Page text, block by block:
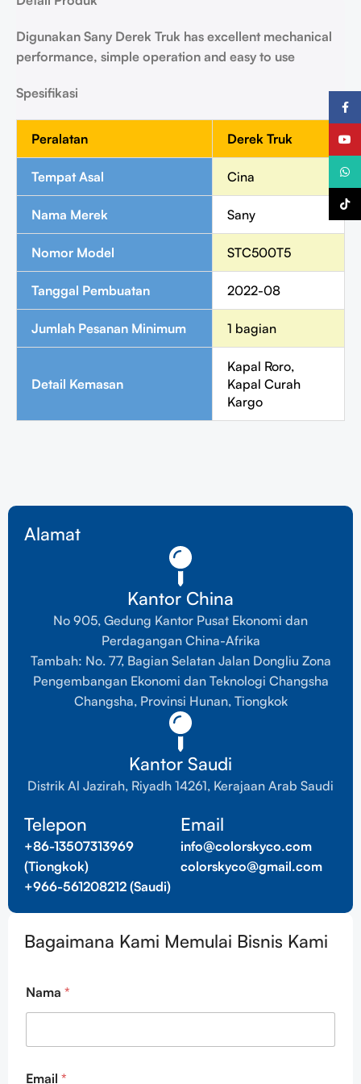
Digunakan Sany Derek Truk has excellent mechanical
performance, simple operation and easy to use
Spesifikasi
Peralatan Derek Truk
Tempat Asal Cina
Nama Merek Sany
Nomor Model STC500T5
Tanggal Pembuatan 2022-08
Jumlah Pesanan Minimum 1 bagian
Detail Kemasan
Kapal Roro,
Kapal Curah
Kargo
Alamat
Kantor China
No 905, Gedung Kantor Pusat Ekonomi dan
Perdagangan China-Afrika
Tambah: No. 77, Bagian Selatan Jalan Dongliu Zona
Pengembangan Ekonomi dan Teknologi Changsha
Changsha, Provinsi Hunan, Tiongkok
Kantor Saudi
Distrik Al Jazirah, Riyadh 14261, Kerajaan Arab Saudi
Telepon
+86-13507313969
(Tiongkok)
+966-561208212 (Saudi)
Email
info@colorskyco.com
colorskyco@gmail.com
Bagaimana Kami Memulai Bisnis Kami
T
e
o
Nama *
Email *